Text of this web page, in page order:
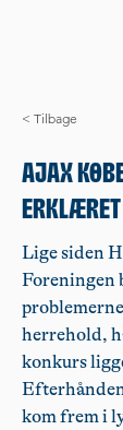
< Tilbage
Ajax
erklæret
Lige siden
Foreningen
herrehold,
konkurs
kom frem i